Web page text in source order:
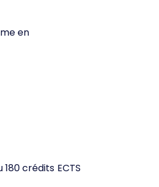
en
crédits ECTS